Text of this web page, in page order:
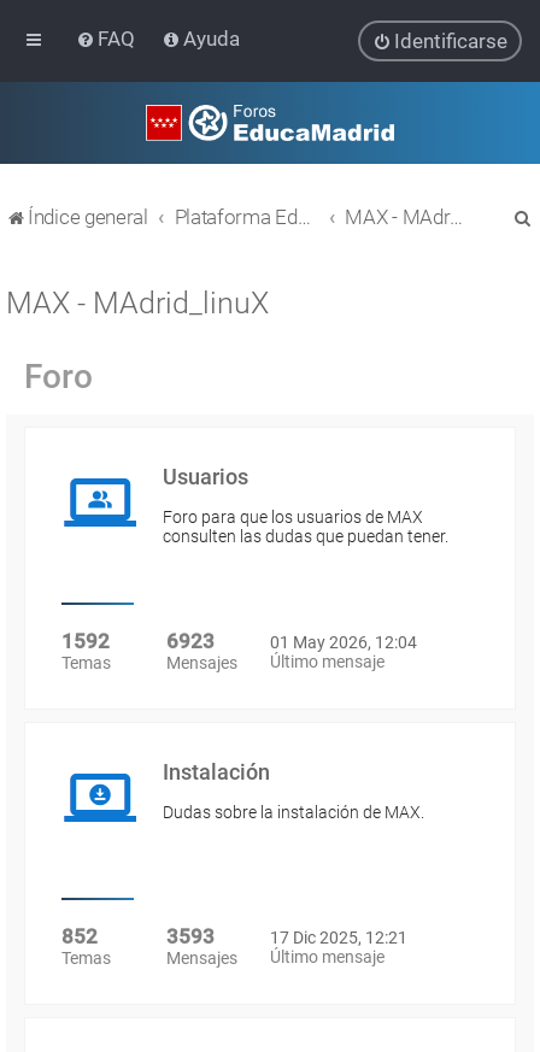
FAQ Ayuda Identificarse
Índice general Plataforma Educativa EducaMadrid MAX - MAdrid_linuX
MAX - MAdrid_linuX
Foro
Usuarios
Foro para que los usuarios de MAX
consulten las dudas que puedan tener.
1592
Temas
6923
Mensajes
01 May 2026, 12:04
Último mensaje
Instalación
Dudas sobre la instalación de MAX.
852
Temas
3593
Mensajes
17 Dic 2025, 12:21
Último mensaje